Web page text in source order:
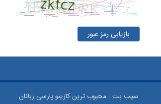
بازیابی رمز عبور
سیب بت : محبوب ترین کازینو پارسی زبانان